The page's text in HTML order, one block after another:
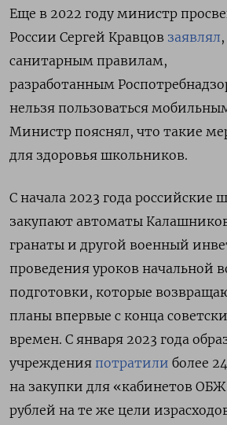
Еще в 2022 году министр
России Сергей Кравцов заявлял
санитарным правилам,
разработанным
нельзя пользоваться
Министр пояснял, что такие
для здоровья школьников.
С начала 2023 года российские
закупают автоматы
гранаты и другой военный
проведения уроков начальной
подготовки, которые
планы впервые с конца
времен. С января 2023 года
учреждения потратили более
на закупки для «кабинетов
рублей на те же цели